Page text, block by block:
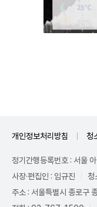
개인정보처리방침 청
정기간행등록번호 : 서울
사장·편집인 : 임규진
청
주소 : 서울특별시 종로구